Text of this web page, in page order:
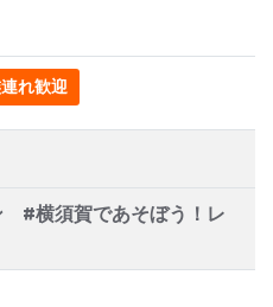
れ歓迎
#横須賀であそぼう！レ